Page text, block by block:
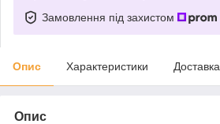
Замовлення під захистом
Опис Характеристики Доставка
Опис